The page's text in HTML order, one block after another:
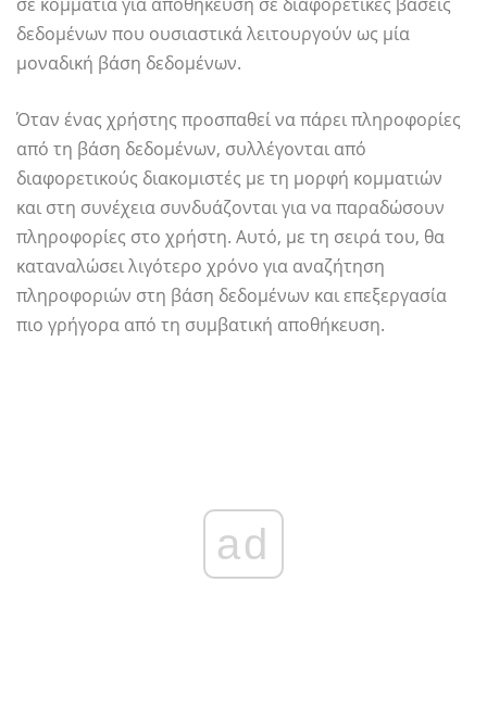
σε κομμάτια για αποθήκευση σε διαφορετικές βάσεις
δεδομένων που ουσιαστικά λειτουργούν ως μία
μοναδική βάση δεδομένων.
Όταν ένας χρήστης προσπαθεί να πάρει πληροφορίες
από τη βάση δεδομένων, συλλέγονται από
διαφορετικούς διακομιστές με τη μορφή κομματιών
και στη συνέχεια συνδυάζονται για να παραδώσουν
πληροφορίες στο χρήστη. Αυτό, με τη σειρά του, θα
καταναλώσει λιγότερο χρόνο για αναζήτηση
πληροφοριών στη βάση δεδομένων και επεξεργασία
πιο γρήγορα από τη συμβατική αποθήκευση.
ad